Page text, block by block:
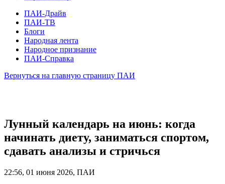
ПАИ-Драйв
ПАИ-ТВ
Блоги
Народная лента
Народное признание
ПАИ-Справка
Вернуться на главную страницу ПАИ
Лунный календарь на июнь: когда
начинать диету, заниматься спортом,
сдавать анализы и стричься
22:56, 01 июня 2026, ПАИ